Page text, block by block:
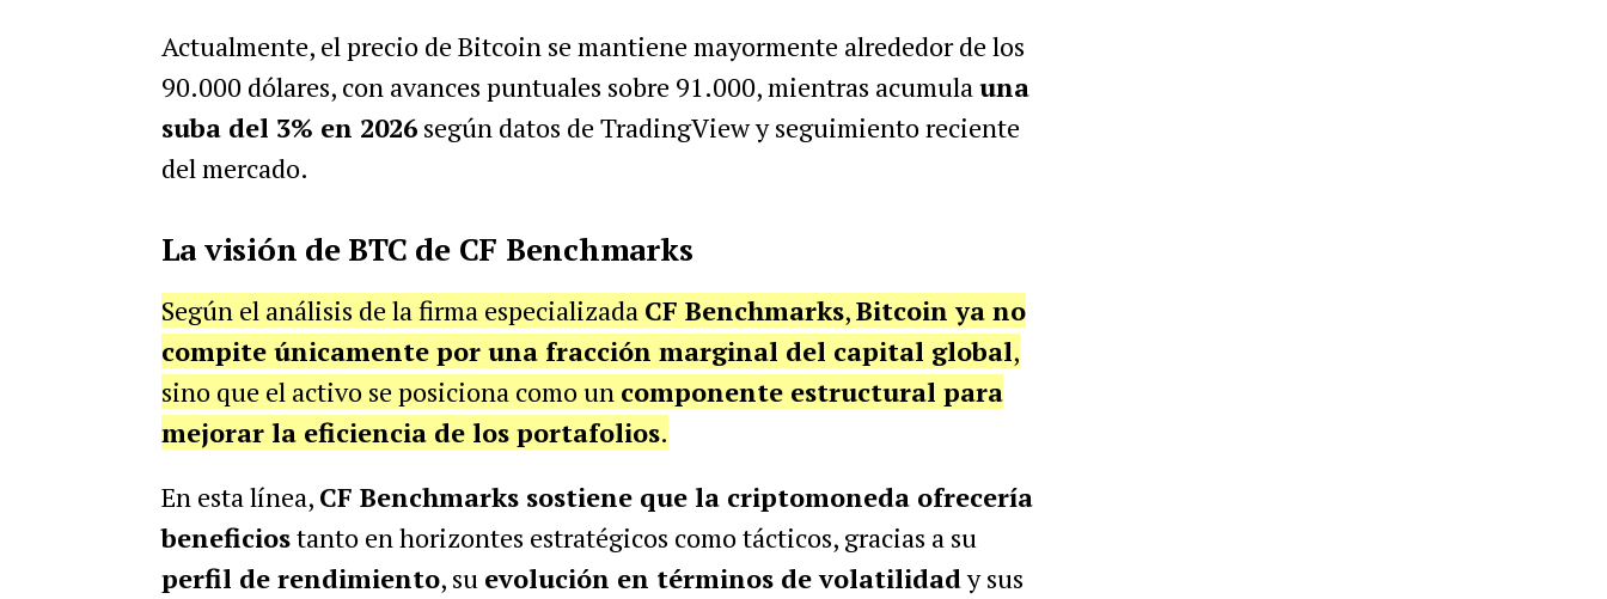
Actualmente, el precio de Bitcoin se mantiene mayormente alrededor de los
90.000 dólares, con avances puntuales sobre 91.000, mientras acumulauna
suba del 3% en 2026según datos de TradingView y seguimiento reciente
del mercado.
La visión de BTC de CF Benchmarks
Según el análisis de la firma especializada CF Benchmarks,Bitcoin ya no
compite únicamente por una fracción marginal del capital global,
sino que el activo se posiciona como un componente estructural para
mejorar la eficiencia de los portafolios.
En esta línea, CF Benchmarks sostiene que la criptomoneda ofrecería
beneficiostanto en horizontes estratégicos como tácticos, gracias a su
perfil de rendimiento, su evolución en términos de volatilidady sus